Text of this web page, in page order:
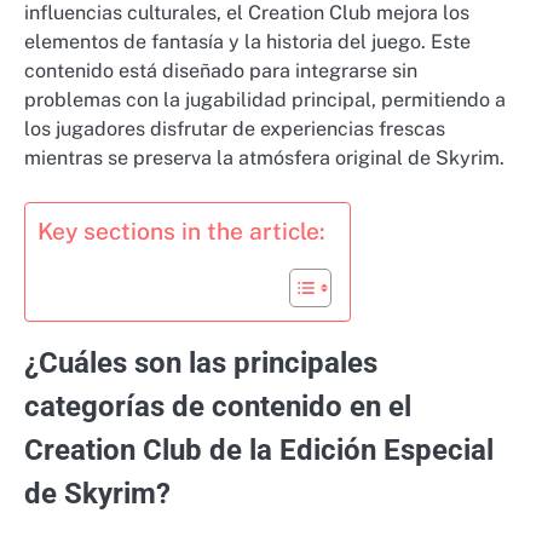
influencias culturales, el Creation Club mejora los
elementos de fantasía y la historia del juego. Este
contenido está diseñado para integrarse sin
problemas con la jugabilidad principal, permitiendo a
los jugadores disfrutar de experiencias frescas
mientras se preserva la atmósfera original de Skyrim.
Key sections in the article:
¿Cuáles son las principales
categorías de contenido en el
Creation Club de la Edición Especial
de Skyrim?